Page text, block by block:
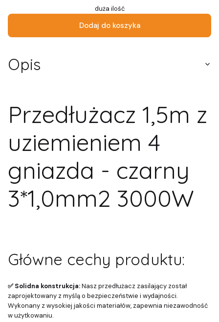
duża ilość
Dodaj do koszyka
Opis
Przedłużacz 1,5m z
uziemieniem 4
gniazda - czarny
3*1,0mm2 3000W
Główne cechy produktu:
✅ Solidna konstrukcja:Nasz przedłużacz zasilający został
zaprojektowany z myślą o bezpieczeństwie i wydajności.
Wykonany z wysokiej jakości materiałów, zapewnia niezawodność
w użytkowaniu.